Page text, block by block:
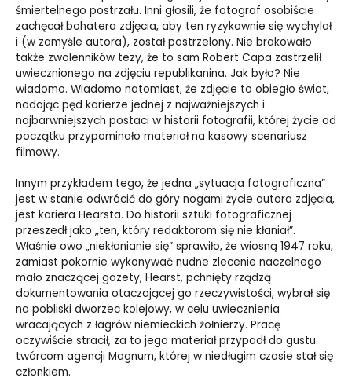
śmiertelnego postrzału. Inni głosili, że fotograf osobiście
zachęcał bohatera zdjęcia, aby ten ryzykownie się wychylał
i (w zamyśle autora), został postrzelony. Nie brakowało
także zwolenników tezy, że to sam Robert Capa zastrzelił
uwiecznionego na zdjęciu republikanina. Jak było? Nie
wiadomo. Wiadomo natomiast, że zdjęcie to obiegło świat,
nadając pęd karierze jednej z najważniejszych i
najbarwniejszych postaci w historii fotografii, której życie od
początku przypominało materiał na kasowy scenariusz
filmowy.
Innym przykładem tego, że jedna „sytuacja fotograficzna”
jest w stanie odwrócić do góry nogami życie autora zdjęcia,
jest kariera Hearsta. Do historii sztuki fotograficznej
przeszedł jako „ten, który redaktorom się nie kłaniał”.
Właśnie owo „niekłanianie się” sprawiło, że wiosną 1947 roku,
zamiast pokornie wykonywać nudne zlecenie naczelnego
mało znaczącej gazety, Hearst, pchnięty rządzą
dokumentowania otaczającej go rzeczywistości, wybrał się
na pobliski dworzec kolejowy, w celu uwiecznienia
wracających z łagrów niemieckich żołnierzy. Pracę
oczywiście stracił, za to jego materiał przypadł do gustu
twórcom agencji Magnum, której w niedługim czasie stał się
członkiem.